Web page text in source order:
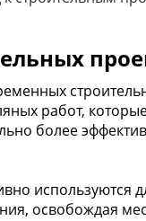
работ,
более
освобождая